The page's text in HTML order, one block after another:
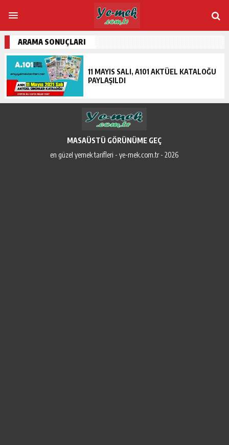
ARAMA SONUÇLARI
11 MAYIS SALI, A101 AKTÜEL KATALOĞU
PAYLAŞILDI
MASAÜSTÜ GÖRÜNÜME GEÇ
en güzel yemek tarifleri - ye-mek.com.tr - 2026